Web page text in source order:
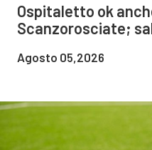
Ospitaletto ok
Scanzorosciate;
Agosto 05,2026